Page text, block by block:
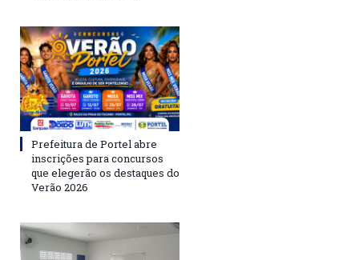
Prefeitura de Portel abre
inscrições para concursos
que elegerão os destaques do
Verão 2026